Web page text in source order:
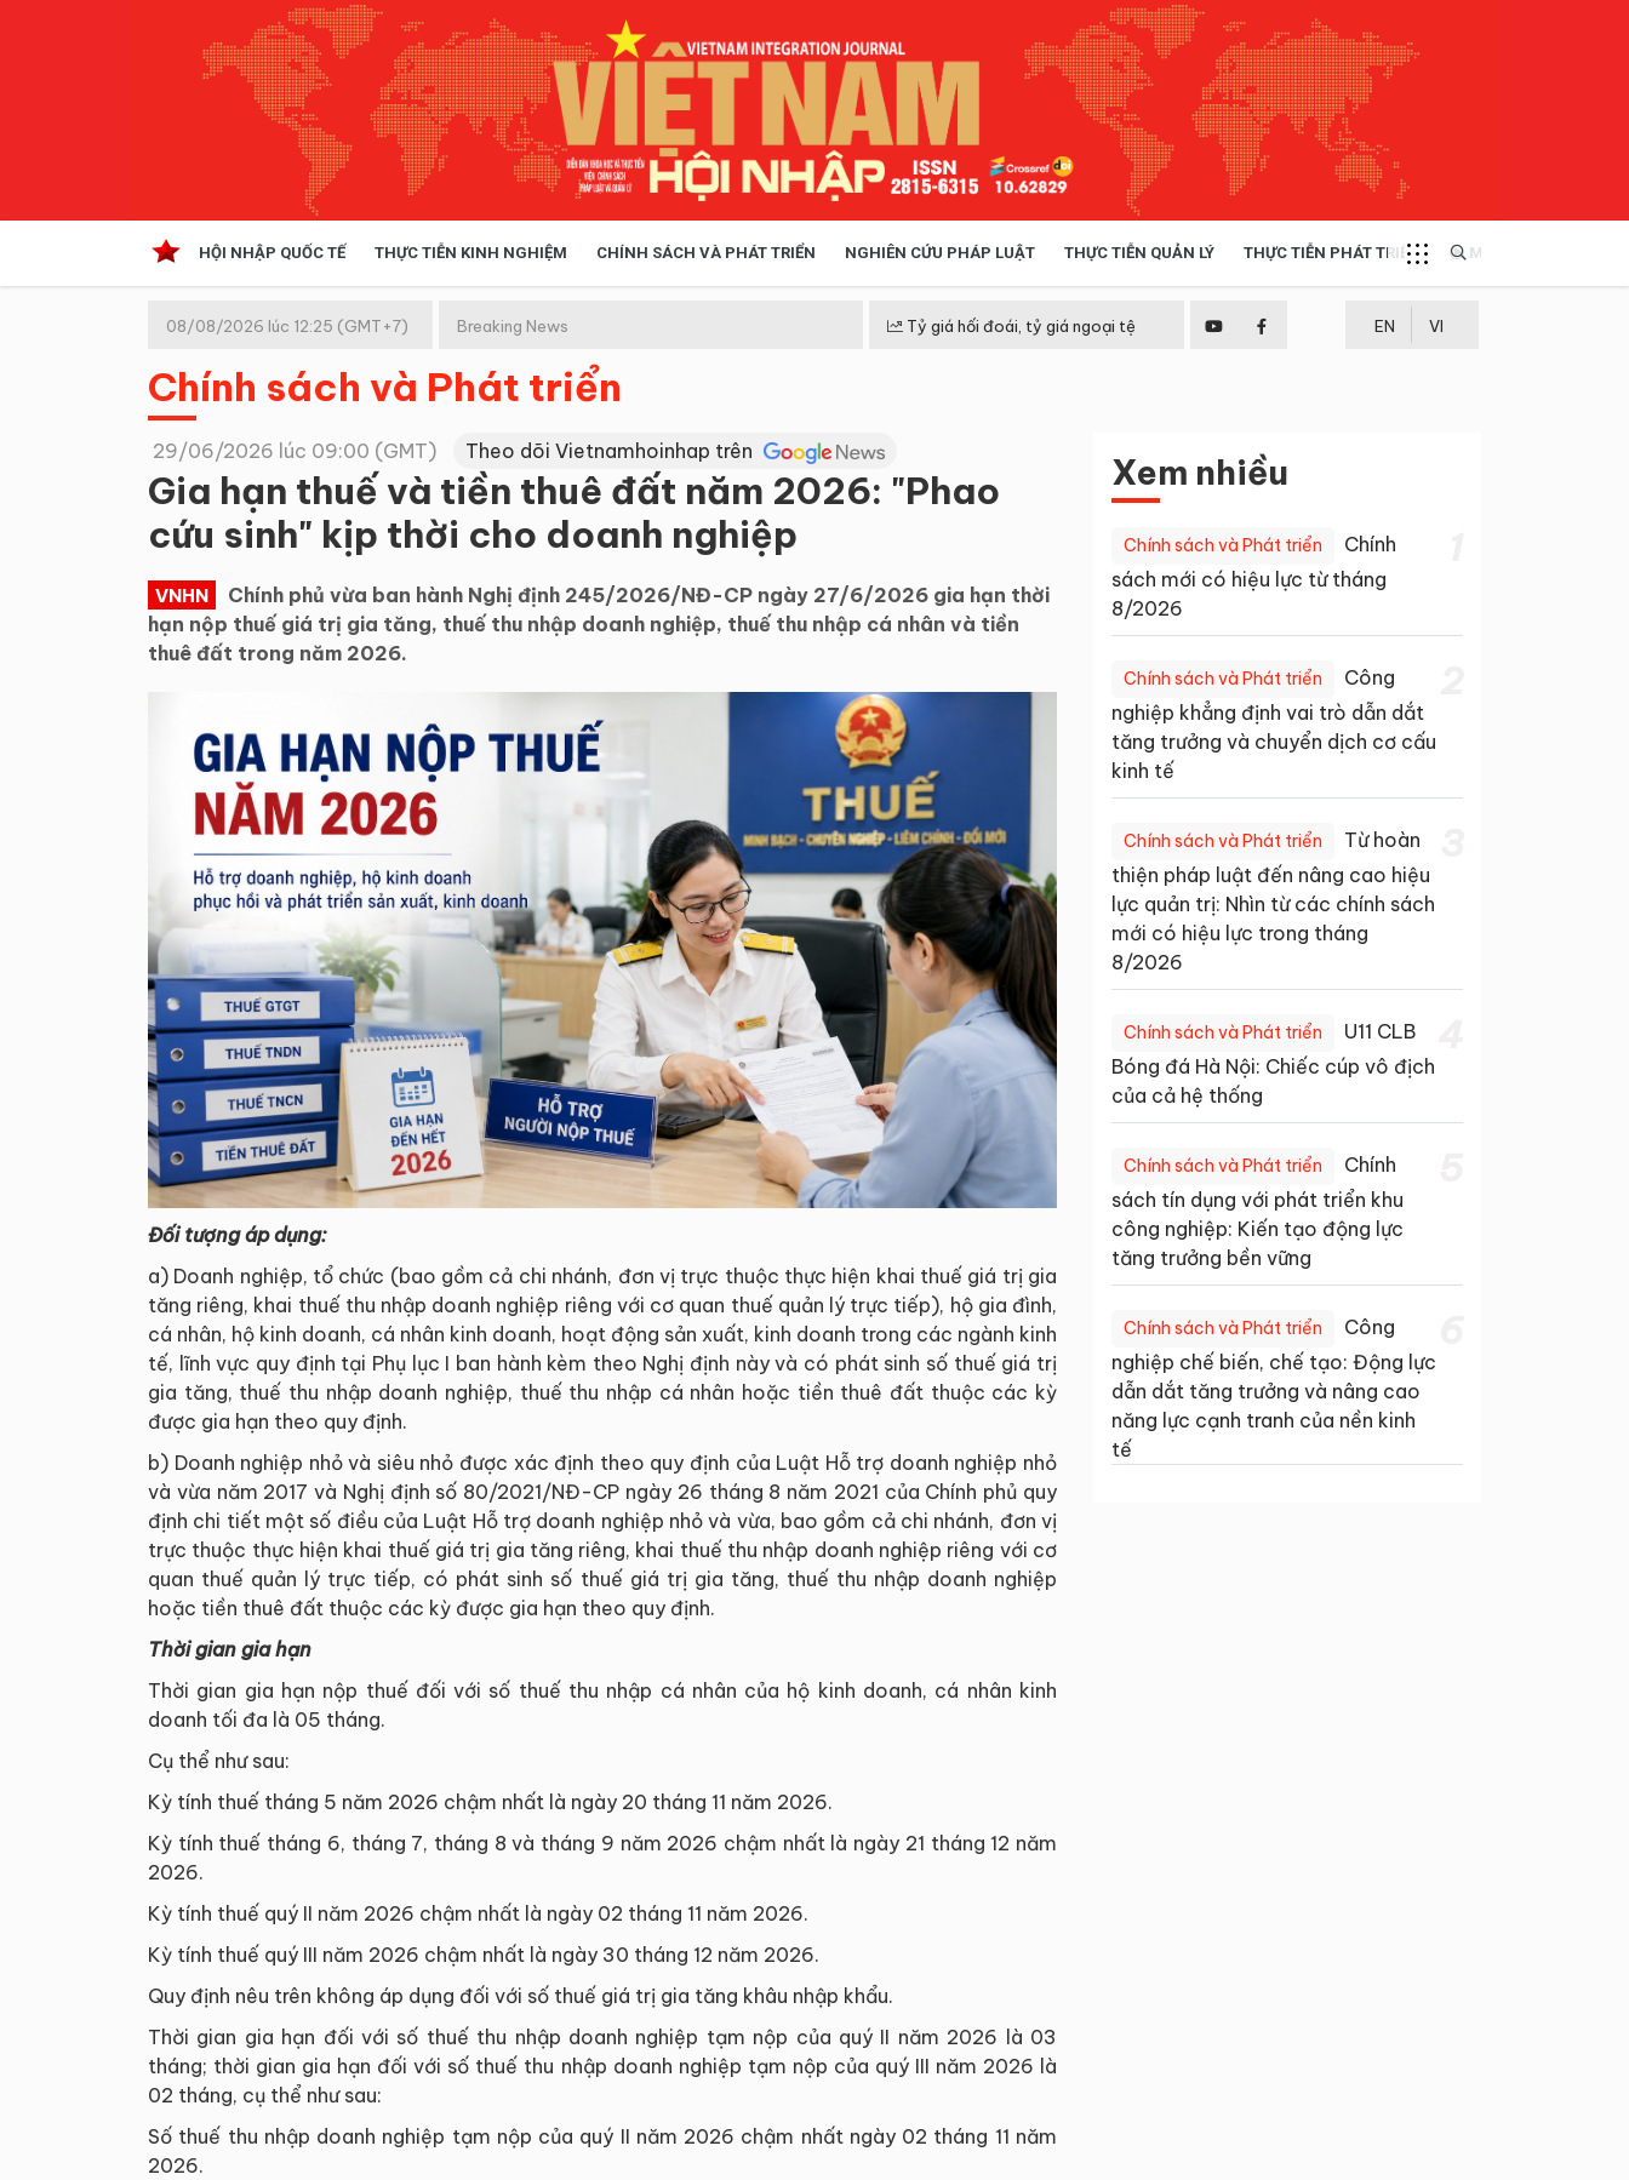
HỘI NHẬP QUỐC TẾ THỰC TIỄN KINH NGHIỆM CHÍNH SÁCH VÀ PHÁT TRIỂN NGHIÊN CỨU PHÁP LUẬT THỰC TIỄN QUẢN LÝ THỰC TIỄN PHÁT TRIỂN MULTIMEDIA
Kinh tế hội nhập
Doanh nghiệp
08/08/2026 lúc 12:25 (GMT+7) Breaking News Tỷ giá hối đoái, tỷ giá ngoại tệ EN VI
Chính sách và Phát triển
29/06/2026 lúc 09:00 (GMT) Theo dõi Vietnamhoinhap trên
Gia hạn thuế và tiền thuê đất năm 2026: "Phao
cứu sinh" kịp thời cho doanh nghiệp
VNHN
Chính phủ vừa ban hành Nghị định 245/2026/NĐ-CP ngày 27/6/2026 gia hạn thời
hạn nộp thuế giá trị gia tăng, thuế thu nhập doanh nghiệp, thuế thu nhập cá nhân và tiền
thuê đất trong năm 2026.
Đối tượng áp dụng:
a) Doanh nghiệp, tổ chức (bao gồm cả chi nhánh, đơn vị trực thuộc thực hiện khai thuế giá trị gia
tăng riêng, khai thuế thu nhập doanh nghiệp riêng với cơ quan thuế quản lý trực tiếp), hộ gia đình,
cá nhân, hộ kinh doanh, cá nhân kinh doanh, hoạt động sản xuất, kinh doanh trong các ngành kinh
tế, lĩnh vực quy định tại Phụ lục I ban hành kèm theo Nghị định này và có phát sinh số thuế giá trị
gia tăng, thuế thu nhập doanh nghiệp, thuế thu nhập cá nhân hoặc tiền thuê đất thuộc các kỳ
được gia hạn theo quy định.
b) Doanh nghiệp nhỏ và siêu nhỏ được xác định theo quy định của Luật Hỗ trợ doanh nghiệp nhỏ
và vừa năm 2017 và Nghị định số 80/2021/NĐ-CP ngày 26 tháng 8 năm 2021 của Chính phủ quy
định chi tiết một số điều của Luật Hỗ trợ doanh nghiệp nhỏ và vừa, bao gồm cả chi nhánh, đơn vị
trực thuộc thực hiện khai thuế giá trị gia tăng riêng, khai thuế thu nhập doanh nghiệp riêng với cơ
quan thuế quản lý trực tiếp, có phát sinh số thuế giá trị gia tăng, thuế thu nhập doanh nghiệp
hoặc tiền thuê đất thuộc các kỳ được gia hạn theo quy định.
Thời gian gia hạn
Thời gian gia hạn nộp thuế đối với số thuế thu nhập cá nhân của hộ kinh doanh, cá nhân kinh
doanh tối đa là 05 tháng.
Cụ thể như sau:
Kỳ tính thuế tháng 5 năm 2026 chậm nhất là ngày 20 tháng 11 năm 2026.
Kỳ tính thuế tháng 6, tháng 7, tháng 8 và tháng 9 năm 2026 chậm nhất là ngày 21 tháng 12 năm
2026.
Kỳ tính thuế quý II năm 2026 chậm nhất là ngày 02 tháng 11 năm 2026.
Kỳ tính thuế quý III năm 2026 chậm nhất là ngày 30 tháng 12 năm 2026.
Quy định nêu trên không áp dụng đối với số thuế giá trị gia tăng khâu nhập khẩu.
Thời gian gia hạn đối với số thuế thu nhập doanh nghiệp tạm nộp của quý II năm 2026 là 03
tháng; thời gian gia hạn đối với số thuế thu nhập doanh nghiệp tạm nộp của quý III năm 2026 là
02 tháng, cụ thể như sau:
Số thuế thu nhập doanh nghiệp tạm nộp của quý II năm 2026 chậm nhất ngày 02 tháng 11 năm
2026.
Xem nhiều
Chính sách và Phát triển
Chính
sách mới có hiệu lực từ tháng
8/2026
Chính sách và Phát triển
Công
nghiệp khẳng định vai trò dẫn dắt
tăng trưởng và chuyển dịch cơ cấu
kinh tế
Chính sách và Phát triển
Từ hoàn
thiện pháp luật đến nâng cao hiệu
lực quản trị: Nhìn từ các chính sách
mới có hiệu lực trong tháng
8/2026
Chính sách và Phát triển
U11 CLB
Bóng đá Hà Nội: Chiếc cúp vô địch
của cả hệ thống
Chính sách và Phát triển
Chính
sách tín dụng với phát triển khu
công nghiệp: Kiến tạo động lực
tăng trưởng bền vững
Chính sách và Phát triển
Công
nghiệp chế biến, chế tạo: Động lực
dẫn dắt tăng trưởng và nâng cao
năng lực cạnh tranh của nền kinh
tế